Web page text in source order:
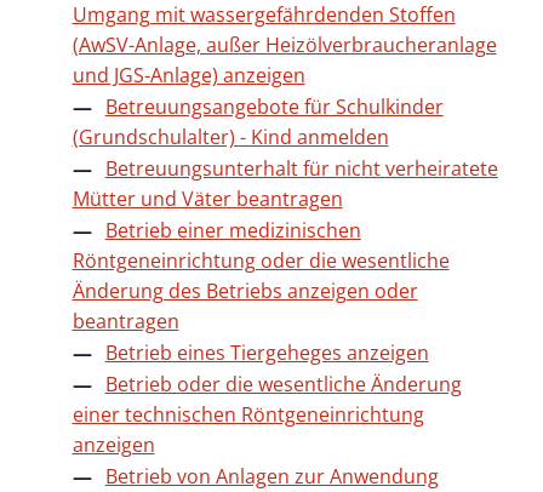
Umgang mit wassergefährdenden Stoffen
(AwSV-Anlage, außer Heizölverbraucheranlage
und JGS-Anlage) anzeigen
Betreuungsangebote für Schulkinder
(Grundschulalter) - Kind anmelden
Betreuungsunterhalt für nicht verheiratete
Mütter und Väter beantragen
Betrieb einer medizinischen
Röntgeneinrichtung oder die wesentliche
Änderung des Betriebs anzeigen oder
beantragen
Betrieb eines Tiergeheges anzeigen
Betrieb oder die wesentliche Änderung
einer technischen Röntgeneinrichtung
anzeigen
Betrieb von Anlagen zur Anwendung